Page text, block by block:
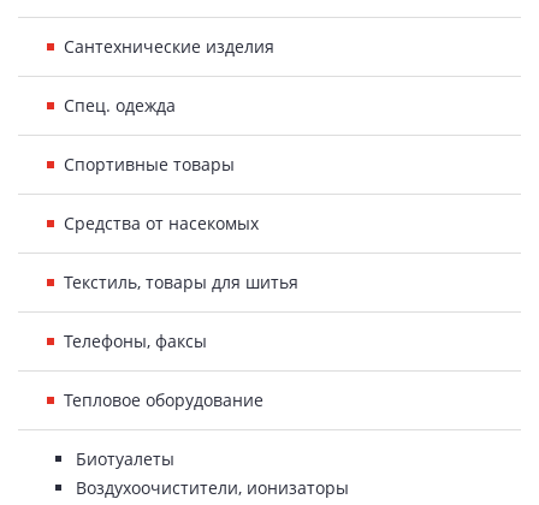
Сантехнические изделия
Спец. одежда
Спортивные товары
Средства от насекомых
Текстиль, товары для шитья
Телефоны, факсы
Тепловое оборудование
Биотуалеты
Воздухоочистители, ионизаторы